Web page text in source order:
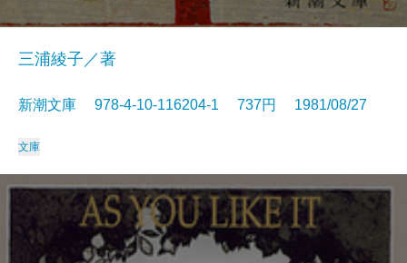
三浦綾子／著
新潮文庫 978-4-10-116204-1 737円 1981/08/27
文庫